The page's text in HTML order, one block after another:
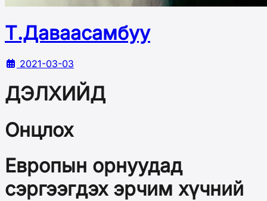
Т.Даваасамбуу
2021-03-03
ДЭЛХИЙД
Онцлох
Европын орнуудад
сэргээгдэх эрчим хүчний